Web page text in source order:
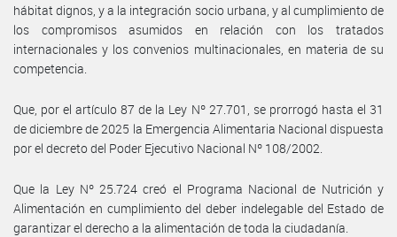
hábitat dignos, y a la integración socio urbana, y al cumplimiento de
los compromisos asumidos en relación con los tratados
internacionales y los convenios multinacionales, en materia de su
competencia.
Que, por el artículo 87 de la Ley Nº 27.701, se prorrogó hasta el 31
de diciembre de 2025 la Emergencia Alimentaria Nacional dispuesta
por el decreto del Poder Ejecutivo Nacional Nº 108/2002.
Que la Ley Nº 25.724 creó el Programa Nacional de Nutrición y
Alimentación en cumplimiento del deber indelegable del Estado de
garantizar el derecho a la alimentación de toda la ciudadanía.